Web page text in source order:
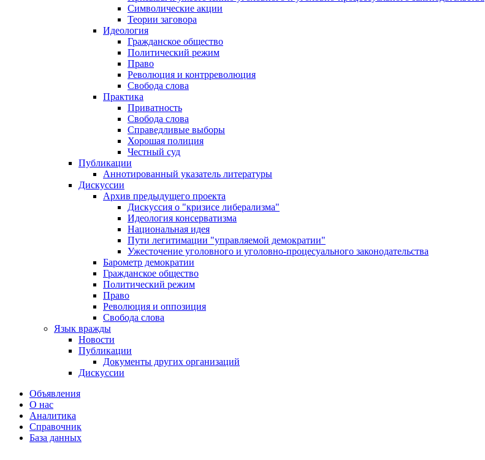
Символические акции
Теории заговора
Идеология
Гражданское общество
Политический режим
Право
Революция и контрреволюция
Свобода слова
Практика
Приватность
Свобода слова
Справедливые выборы
Хорошая полиция
Честный суд
Публикации
Аннотированный указатель литературы
Дискуссии
Архив предыдущего проекта
Дискуссия о "кризисе либерализма"
Идеология консерватизма
Национальная идея
Пути легитимации "управляемой демократии"
Ужесточение уголовного и уголовно-процесуального законодательства
Барометр демократии
Гражданское общество
Политический режим
Право
Революция и оппозиция
Свобода слова
Язык вражды
Новости
Публикации
Документы других организаций
Дискуссии
Объявления
О нас
Аналитика
Справочник
База данных